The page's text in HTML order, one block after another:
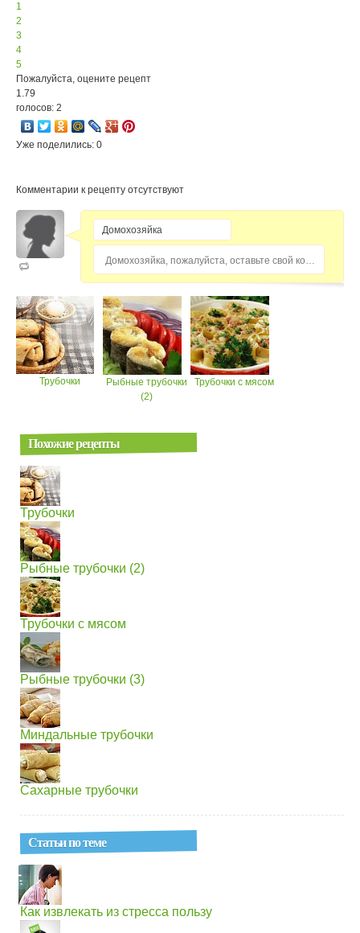
1
2
3
4
5
Пожалуйста, оцените рецепт
1.79
голосов: 2
Уже поделились: 0
Комментарии к рецепту отсутствуют
Домохозяйка, пожалуйста, оставьте свой комментарий...
Трубочки
Рыбные трубочки
(2)
Трубочки с мясом
Похожие рецепты
Трубочки
Рыбные трубочки (2)
Трубочки с мясом
Рыбные трубочки (3)
Миндальные трубочки
Сахарные трубочки
Статьи по теме
Как извлекать из стресса пользу